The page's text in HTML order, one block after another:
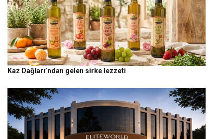
Kaz Dağları’ndan gelen sirke lezzeti